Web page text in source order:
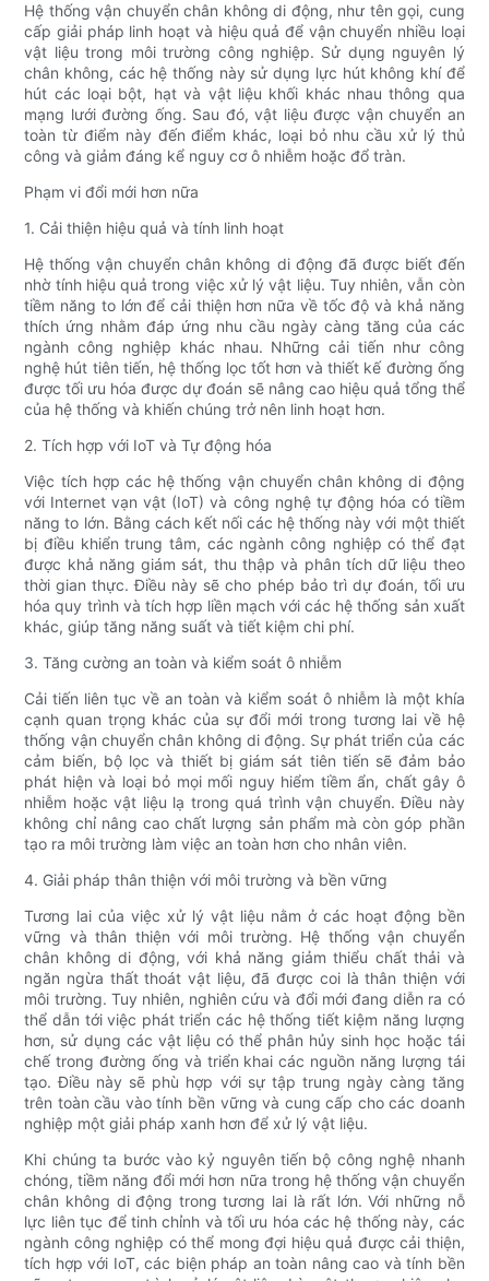
Hệ thống vận chuyển chân không di động, như tên gọi, cung
cấp giải pháp linh hoạt và hiệu quả để vận chuyển nhiều loại
vật liệu trong môi trường công nghiệp. Sử dụng nguyên lý
chân không, các hệ thống này sử dụng lực hút không khí để
hút các loại bột, hạt và vật liệu khối khác nhau thông qua
mạng lưới đường ống. Sau đó, vật liệu được vận chuyển an
toàn từ điểm này đến điểm khác, loại bỏ nhu cầu xử lý thủ
công và giảm đáng kể nguy cơ ô nhiễm hoặc đổ tràn.
Phạm vi đổi mới hơn nữa
1. Cải thiện hiệu quả và tính linh hoạt
Hệ thống vận chuyển chân không di động đã được biết đến
nhờ tính hiệu quả trong việc xử lý vật liệu. Tuy nhiên, vẫn còn
tiềm năng to lớn để cải thiện hơn nữa về tốc độ và khả năng
thích ứng nhằm đáp ứng nhu cầu ngày càng tăng của các
ngành công nghiệp khác nhau. Những cải tiến như công
nghệ hút tiên tiến, hệ thống lọc tốt hơn và thiết kế đường ống
được tối ưu hóa được dự đoán sẽ nâng cao hiệu quả tổng thể
của hệ thống và khiến chúng trở nên linh hoạt hơn.
2. Tích hợp với IoT và Tự động hóa
Việc tích hợp các hệ thống vận chuyển chân không di động
với Internet vạn vật (IoT) và công nghệ tự động hóa có tiềm
năng to lớn. Bằng cách kết nối các hệ thống này với một thiết
bị điều khiển trung tâm, các ngành công nghiệp có thể đạt
được khả năng giám sát, thu thập và phân tích dữ liệu theo
thời gian thực. Điều này sẽ cho phép bảo trì dự đoán, tối ưu
hóa quy trình và tích hợp liền mạch với các hệ thống sản xuất
khác, giúp tăng năng suất và tiết kiệm chi phí.
3. Tăng cường an toàn và kiểm soát ô nhiễm
Cải tiến liên tục về an toàn và kiểm soát ô nhiễm là một khía
cạnh quan trọng khác của sự đổi mới trong tương lai về hệ
thống vận chuyển chân không di động. Sự phát triển của các
cảm biến, bộ lọc và thiết bị giám sát tiên tiến sẽ đảm bảo
phát hiện và loại bỏ mọi mối nguy hiểm tiềm ẩn, chất gây ô
nhiễm hoặc vật liệu lạ trong quá trình vận chuyển. Điều này
không chỉ nâng cao chất lượng sản phẩm mà còn góp phần
tạo ra môi trường làm việc an toàn hơn cho nhân viên.
4. Giải pháp thân thiện với môi trường và bền vững
Tương lai của việc xử lý vật liệu nằm ở các hoạt động bền
vững và thân thiện với môi trường. Hệ thống vận chuyển
chân không di động, với khả năng giảm thiểu chất thải và
ngăn ngừa thất thoát vật liệu, đã được coi là thân thiện với
môi trường. Tuy nhiên, nghiên cứu và đổi mới đang diễn ra có
thể dẫn tới việc phát triển các hệ thống tiết kiệm năng lượng
hơn, sử dụng các vật liệu có thể phân hủy sinh học hoặc tái
chế trong đường ống và triển khai các nguồn năng lượng tái
tạo. Điều này sẽ phù hợp với sự tập trung ngày càng tăng
trên toàn cầu vào tính bền vững và cung cấp cho các doanh
nghiệp một giải pháp xanh hơn để xử lý vật liệu.
Khi chúng ta bước vào kỷ nguyên tiến bộ công nghệ nhanh
chóng, tiềm năng đổi mới hơn nữa trong hệ thống vận chuyển
chân không di động trong tương lai là rất lớn. Với những nỗ
lực liên tục để tinh chỉnh và tối ưu hóa các hệ thống này, các
ngành công nghiệp có thể mong đợi hiệu quả được cải thiện,
tích hợp với IoT, các biện pháp an toàn nâng cao và tính bền